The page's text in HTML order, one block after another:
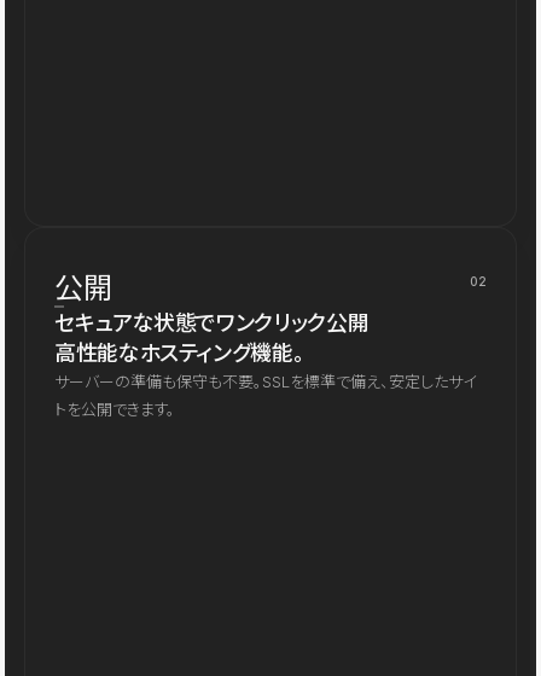
公開 02
セキュアな状態でワンクリック公開
高性能なホスティング機能。
サーバーの準備も保守も不要。SSLを標準で備え、安定したサイ
トを公開できます。